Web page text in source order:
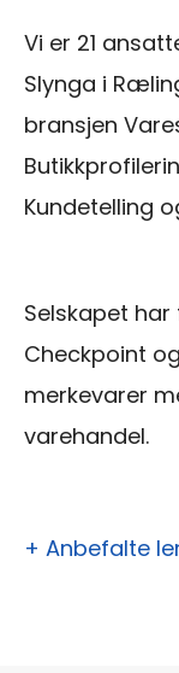
Vi er 21
Slynga i
bransjen
Kundetelling
Selskapet
Checkpoint
merkevarer
varehandel.
+ Anbefalte